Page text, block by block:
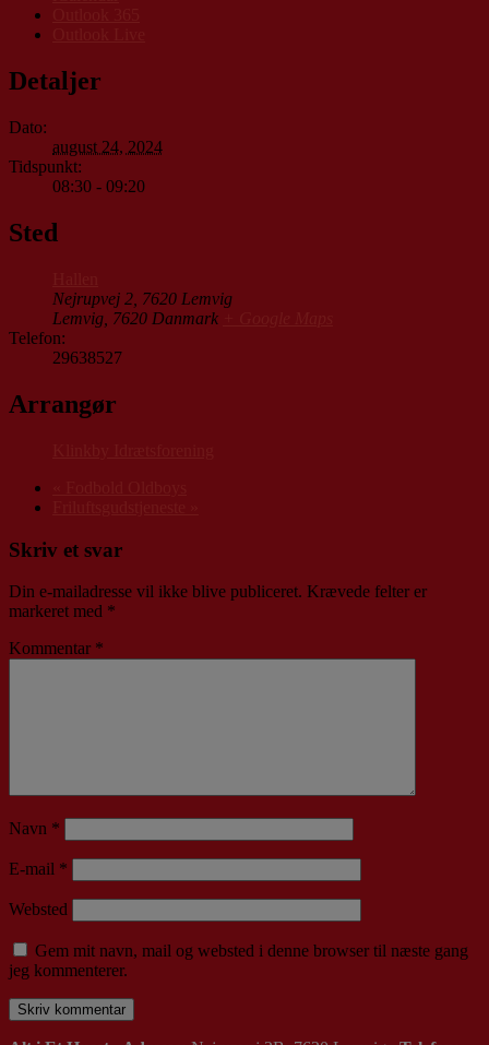
Detaljer
Dato:
august 24, 2024
Tidspunkt:
08:30 - 09:20
Sted
Nejrupvej 2, 7620 Lemvig
Lemvig 7620 Danmark
Telefon:
29638527
Arrangør
Skriv et svar
Din e-mailadresse vil ikke blive publiceret. Krævede felter er
markeret med *
Kommentar *
Navn *
E-mail *
Websted
Gem mit navn, mail og websted i denne browser til næste gang
jeg kommenterer.